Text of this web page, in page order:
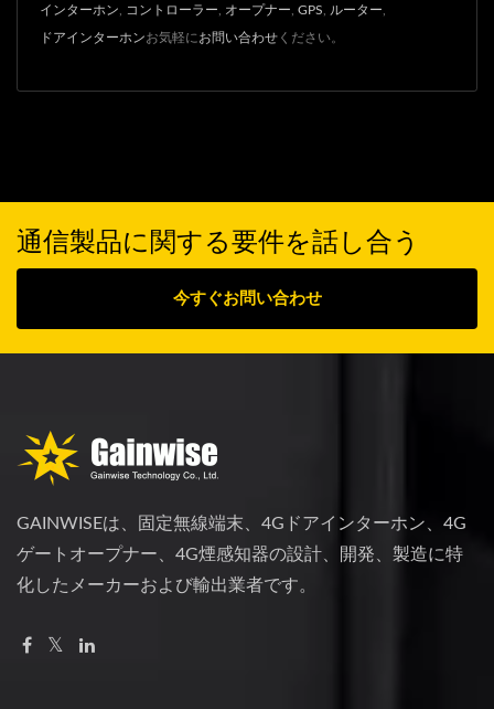
インターホン コントローラー オープナー GPS ルーター
ドアインターホンお気軽にお問い合わせ ください。
通信製品に関する要件を話し合う
今すぐお問い合わせ
GAINWISEは、固定無線端末、4Gドアインターホン、4G
ゲートオープナー、4G煙感知器の設計、開発、製造に特
化したメーカーおよび輸出業者です。